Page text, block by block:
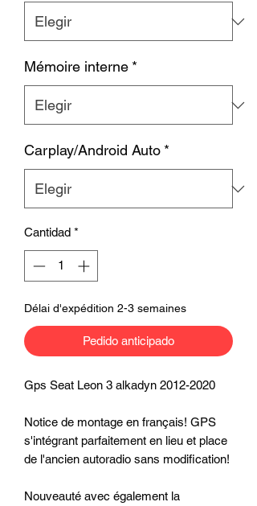
Mémoire interne *
Carplay/Android Auto *
Cantidad *
Délai d'expédition 2-3 semaines
Pedido anticipado
Gps Seat Leon 3 alkadyn 2012-2020
Notice de montage en français! GPS
s'intégrant parfaitement en lieu et place
de l'ancien autoradio sans modification!
Nouveauté avec également la